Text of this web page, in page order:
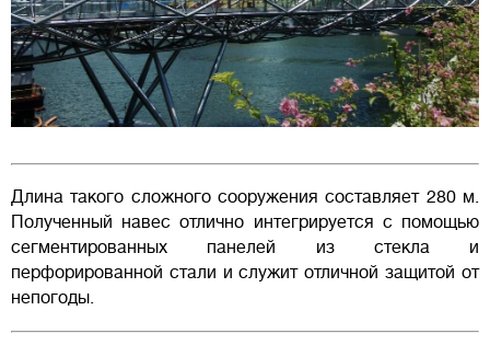
Длина такого сложного сооружения составляет 280 м.
Полученный навес отлично интегрируется с помощью
сегментированных панелей из стекла и
перфорированной стали и служит отличной защитой от
непогоды.